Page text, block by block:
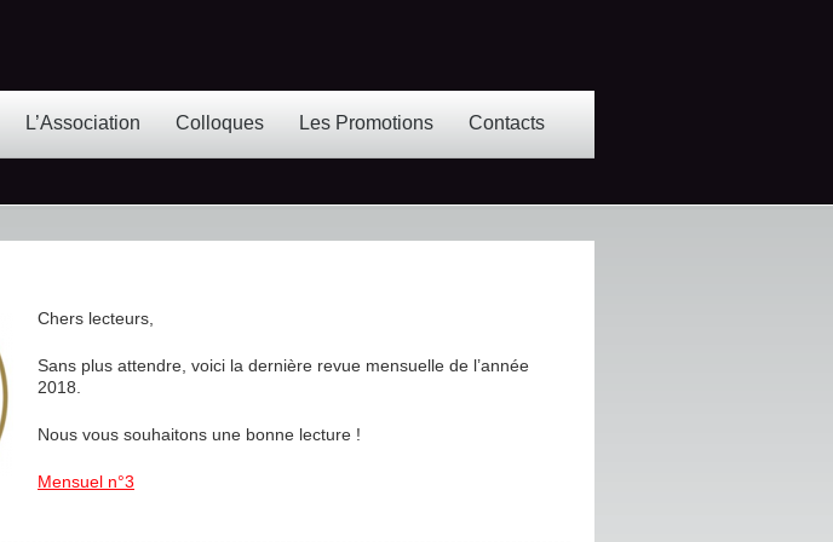
L’Association Colloques Les Promotions Contacts
Chers lecteurs,
Sans plus attendre, voici la dernière revue mensuelle de l’année
2018.
Nous vous souhaitons une bonne lecture !
Mensuel n°3